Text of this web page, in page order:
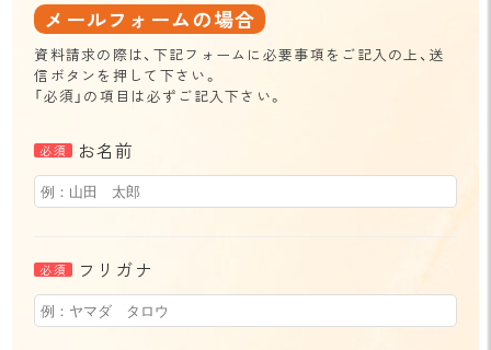
メールフォームの場合
資料請求の際は、下記フォームに必要事項をご記入の上、送
信ボタンを押して下さい。
「必須」の項目は必ずご記入下さい。
お名前
フリガナ